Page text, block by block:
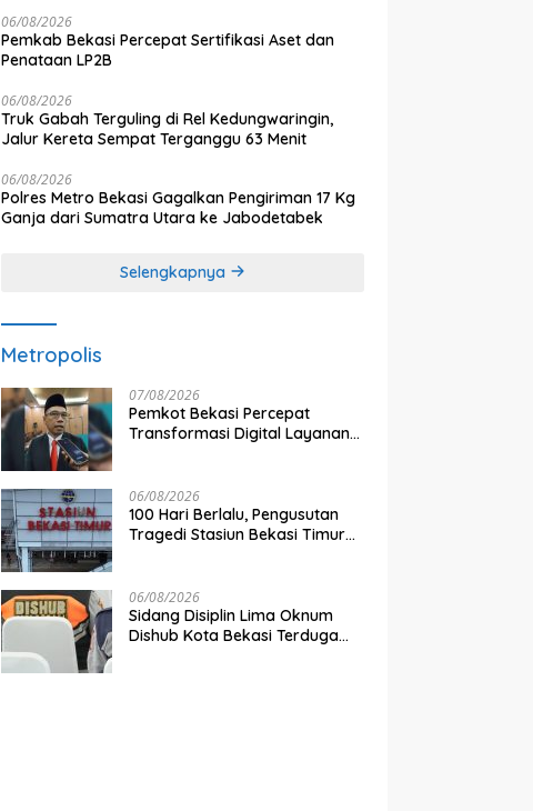
06/08/2026
Pemkab Bekasi Percepat Sertifikasi Aset dan
Penataan LP2B
06/08/2026
Truk Gabah Terguling di Rel Kedungwaringin,
Jalur Kereta Sempat Terganggu 63 Menit
06/08/2026
Polres Metro Bekasi Gagalkan Pengiriman 17 Kg
Ganja dari Sumatra Utara ke Jabodetabek
Selengkapnya
Metropolis
07/08/2026
Pemkot Bekasi Percepat
Transformasi Digital Layanan
06/08/2026
100 Hari Berlalu, Pengusutan
Tragedi Stasiun Bekasi Timur
06/08/2026
Sidang Disiplin Lima Oknum
Dishub Kota Bekasi Terduga